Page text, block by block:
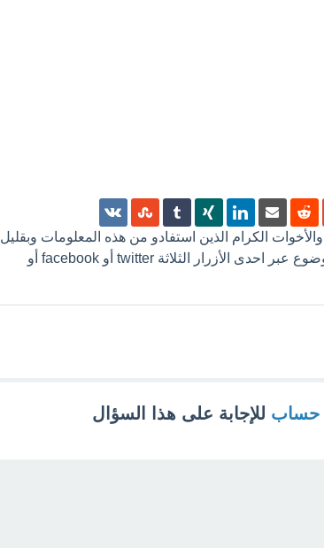
والأخوات الكرام الذين استفادو من هذه المعلومات وبقليل
من الجهد ترك تعليق أو مشاركة الموضوع عبر احدى الأزرار الثلاثة twitter أو facebook أو
حساب للإجابة على هذا السؤال